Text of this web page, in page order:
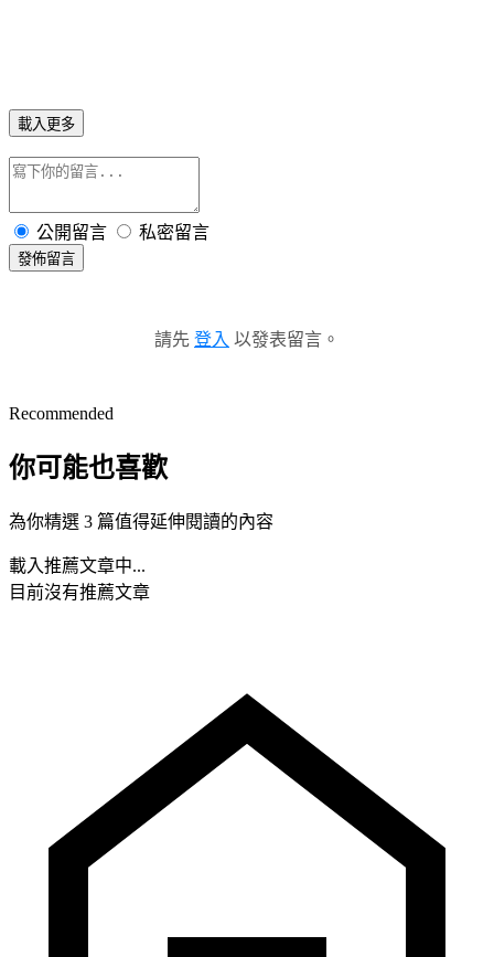
載入更多
公開留言 私密留言
發佈留言
請先 登入 以發表留言。
Recommended
你可能也喜歡
為你精選 3 篇值得延伸閱讀的內容
載入推薦文章中...
目前沒有推薦文章